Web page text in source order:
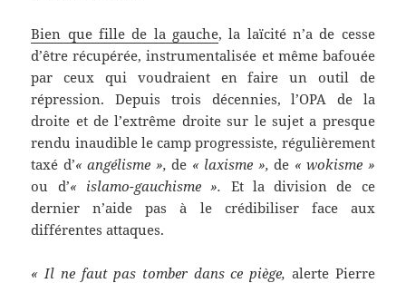
Bien que fille de la gauche, la laïcité n’a de cesse
d’être récupérée, instrumentalisée et même bafouée
par ceux qui voudraient en faire un outil de
répression. Depuis trois décennies, l’OPA de la
droite et de l’extrême droite sur le sujet a presque
rendu inaudible le camp progressiste, régulièrement
taxé d’« angélisme », de « laxisme »,de « wokisme »
ou d’« islamo-gauchisme ». Et la division de ce
dernier n’aide pas à le crédibiliser face aux
différentes attaques.
« Il ne faut pas tomber dans ce piège, alerte Pierre